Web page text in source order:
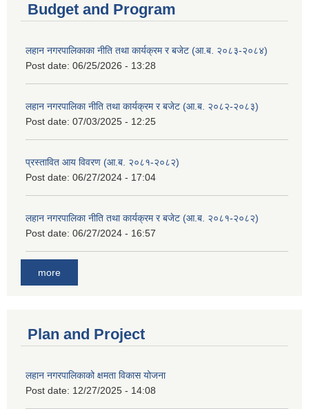
Budget and Program
लहान नगरपालिकाका नीति तथा कार्यक्रम र बजेट (आ.ब. २०८३-२०८४)
Post date: 06/25/2026 - 13:28
लहान नगरपालिका नीति तथा कार्यक्रम र बजेट (आ.ब. २०८२-२०८३)
Post date: 07/03/2025 - 12:25
प्रस्तावित आय विवरण (आ.ब. २०८१-२०८२)
Post date: 06/27/2024 - 17:04
लहान नगरपालिका नीति तथा कार्यक्रम र बजेट (आ.ब. २०८१-२०८२)
Post date: 06/27/2024 - 16:57
more
Plan and Project
लहान नगरपालिकाको क्षमता विकास योजना
Post date: 12/27/2025 - 14:08